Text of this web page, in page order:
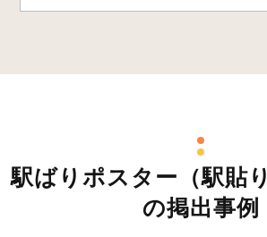
駅ばりポスター（駅貼
の掲出事例